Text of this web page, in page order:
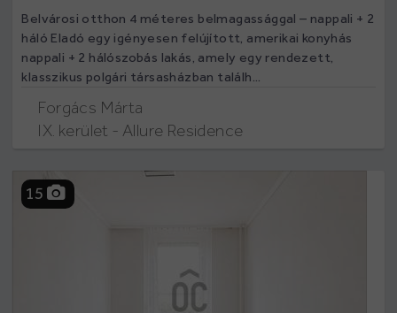
Belvárosi otthon 4 méteres belmagassággal – nappali + 2
háló Eladó egy igényesen felújított, amerikai konyhás
nappali + 2 hálószobás lakás, amely egy rendezett,
klasszikus polgári társasházban találh...
Forgács Márta
IX. kerület - Allure Residence
15